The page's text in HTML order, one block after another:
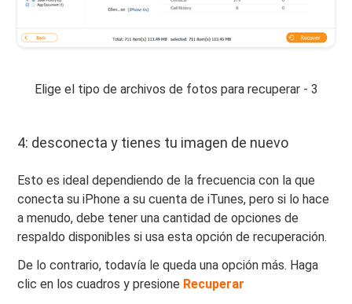
Elige el tipo de archivos de fotos para recuperar - 3
4: desconecta y tienes tu imagen de nuevo
Esto es ideal dependiendo de la frecuencia con la que
conecta su iPhone a su cuenta de iTunes, pero si lo hace
a menudo, debe tener una cantidad de opciones de
respaldo disponibles si usa esta opción de recuperación.
De lo contrario, todavía le queda una opción más. Haga
clic en los cuadros y presione Recuperar